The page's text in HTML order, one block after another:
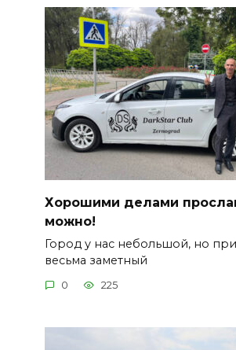
Хорошими делами
можно!
Город у нас небольшой, но
весьма заметный
0 225